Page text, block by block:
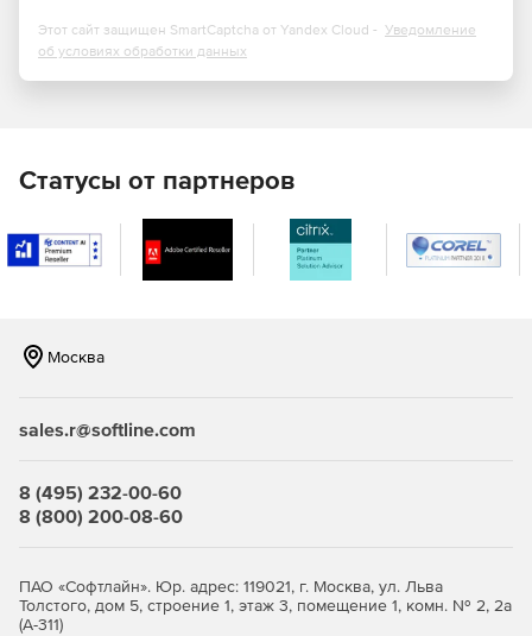
Позволяет создавать электронные учебники с
Позволяет преподавателю контролировать работу
учащихся и помогать им, не вставая с рабочего места
при помощи инструментария работы с удаленным
рабочим столом.
оценивать и награждать учащихся, принимать запросы
Позволяет ограничивать доступ к нежелательным
или внешним USB-устройствам хранения; включать и
выключать компьютеры по сети.
информацию о прошедших уроках и событиях в
журналах, выставлять оценки учащимся, отправлять
Этот сайт защищен SmartCaptcha от Yandex Cloud - Уведомление
об условиях обработки данных
Статусы от партнеров
Москва
sales.r@softline.com
8 (495) 232-00-60
8 (800) 200-08-60
ПАО «Софтлайн». Юр. адрес: 119021, г. Москва, ул. Льва
Толстого, дом 5, строение 1, этаж 3, помещение 1, комн. № 2, 2а
(А-311)